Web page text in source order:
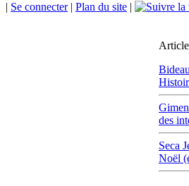
| Se connecter| Plan du site |
des
Seca
Noël